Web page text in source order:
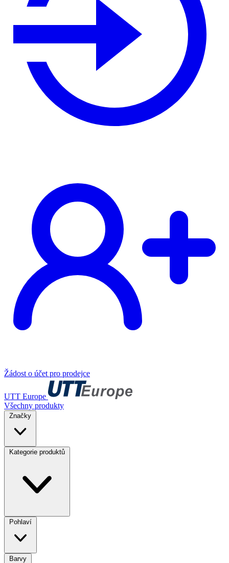
Žádost o účet pro prodejce
UTT Europe
Všechny produkty
Značky
Kategorie produktů
Pohlaví
Barvy